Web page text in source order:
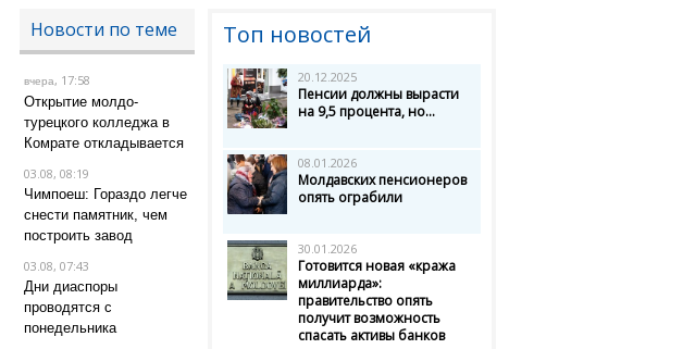
Новости по теме
вчера, 17:58
Открытие молдо-
турецкого колледжа в
Комрате откладывается
03.08, 08:19
Чимпоеш: Гораздо легче
снести памятник, чем
построить завод
03.08, 07:43
Дни диаспоры
проводятся с
понедельника
Топ новостей
20.12.2025
Пенсии должны вырасти
на 9,5 процента, но...
08.01.2026
Молдавских пенсионеров
опять ограбили
30.01.2026
Готовится новая «кража
миллиарда»:
правительство опять
получит возможность
спасать активы банков